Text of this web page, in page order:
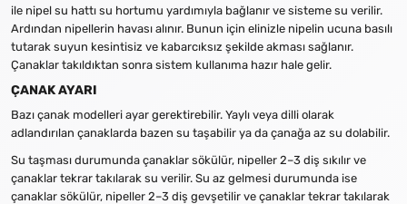
ile nipel su hattı su hortumu yardımıyla bağlanır ve sisteme su verilir.
Ardından nipellerin havası alınır. Bunun için elinizle nipelin ucuna basılı
tutarak suyun kesintisiz ve kabarcıksız şekilde akması sağlanır.
Çanaklar takıldıktan sonra sistem kullanıma hazır hale gelir.
ÇANAK AYARI
Bazı çanak modelleri ayar gerektirebilir. Yaylı veya dilli olarak
adlandırılan çanaklarda bazen su taşabilir ya da çanağa az su dolabilir.
Su taşması durumunda çanaklar sökülür, nipeller 2–3 diş sıkılır ve
çanaklar tekrar takılarak su verilir. Su az gelmesi durumunda ise
çanaklar sökülür, nipeller 2–3 diş gevşetilir ve çanaklar tekrar takılarak